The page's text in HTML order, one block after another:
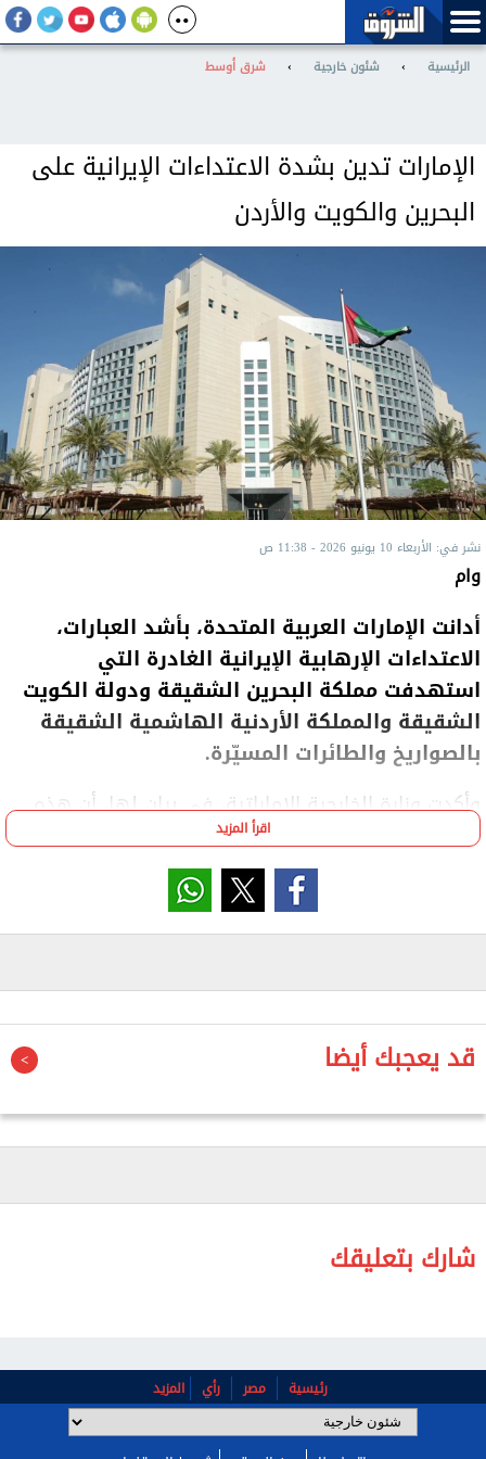
الرئيسية › شئون خارجية › شرق أوسط
الإمارات تدين بشدة الاعتداءات الإيرانية على
البحرين والكويت والأردن
نشر في: الأربعاء 10 يونيو 2026 - 11:38 ص
وام
أدانت الإمارات العربية المتحدة، بأشد العبارات،
الاعتداءات الإرهابية الإيرانية الغادرة التي
استهدفت مملكة البحرين الشقيقة ودولة الكويت
الشقيقة والمملكة الأردنية الهاشمية الشقيقة
بالصواريخ والطائرات المسيّرة.
وأكدت وزارة الخارجية الإماراتية، في بيان لها، أن هذه
الاعتداءات الإرهابية تمثل انتهاكًا صارخًا لسيادة الدول
الثلاث الشقيقة، وتهديدًا لأمنها واستقرارها.
وأعربت الوزارة عن تضامن دولة الإمارات الكامل مع مملكة
ودعمها لكل ما من شأنه حفظ أمنها واستقرارها.
وشن الحرس الثوري الإيراني، فجر اليوم الأربعاء، هجمات
بالصواريخ والمُسيَّرات ضد كل من البحرين والكويت والأردن،
⁠هليكوبتر من ⁠طراز «أباتشي» تابعة للجيش الأمريكي.
البلاد، بعد إعلان الحرس الثوري عن استهدافه قاعدة
أمريكية في المنامة.
كما أعلن الجيش الكويتي تصدي منظومات الدفاع الجوي
اقرأ المزيد
قد يعجبك أيضا
شارك بتعليقك
رئيسية مصر رأي المزيد